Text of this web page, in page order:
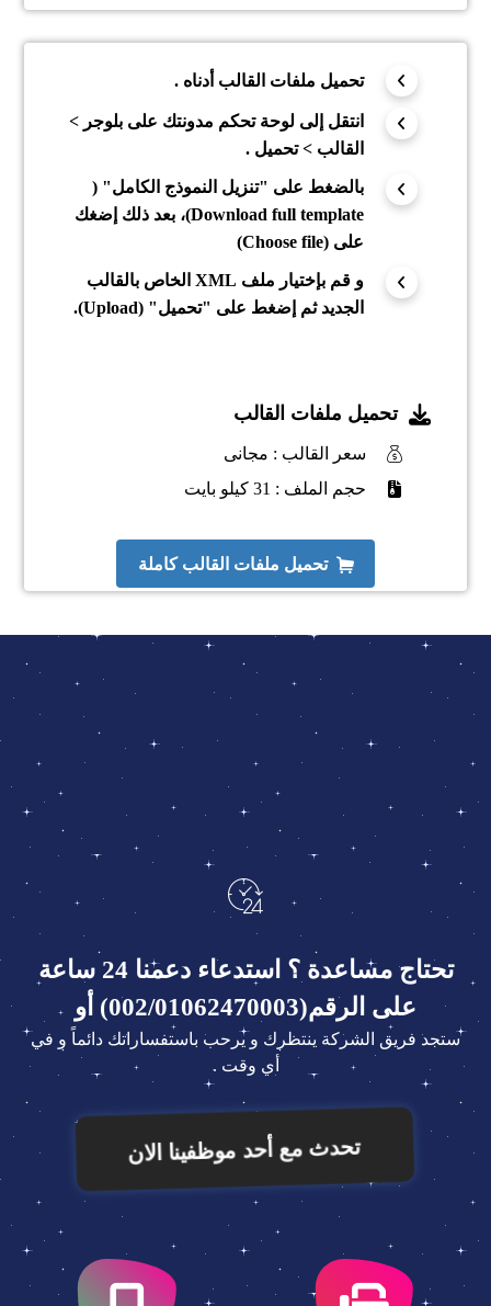
تحميل ملفات القالب أدناه .
انتقل إلى لوحة تحكم مدونتك على بلوجر >
القالب > تحميل .
بالضغط على "تنزيل النموذج الكامل" (
Download full template)، بعد ذلك إضغك
على (Choose file)
و قم بإختيار ملف XML الخاص بالقالب
الجديد ثم إضغط على "تحميل" (Upload).
تحميل ملفات القالب
سعر القالب : مجانى
حجم الملف : 31 كيلو بايت
تحميل ملفات القالب كاملة
تحتاج مساعدة ؟ استدعاء دعمنا 24 ساعة
على الرقم(002/01062470003) أو
ستجد فريق الشركة ينتظرك و يرحب باستفساراتك دائماً و في
أي وقت .
تحدث مع أحد موظفينا الان